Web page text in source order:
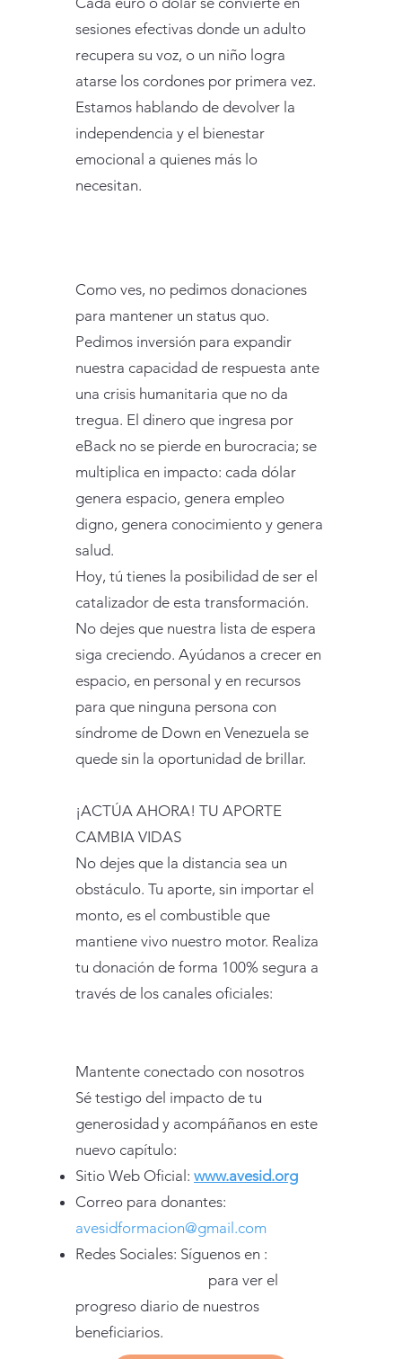
sesiones efectivas donde un adulto
recupera su voz, o un niño logra
atarse los cordones por primera vez.
Estamos hablando de devolver la
independencia y el bienestar
emocional a quienes más lo
necesitan.
Como ves, no pedimos donaciones
para mantener un status quo.
Pedimos inversión para expandir
nuestra capacidad de respuesta ante
una crisis humanitaria que no da
tregua. El dinero que ingresa por
eBack no se pierde en burocracia; se
multiplica en impacto: cada dólar
genera espacio, genera empleo
digno, genera conocimiento y genera
salud.
Hoy, tú tienes la posibilidad de ser el
catalizador de esta transformación.
No dejes que nuestra lista de espera
siga creciendo. Ayúdanos a crecer en
espacio, en personal y en recursos
para que ninguna persona con
síndrome de Down en Venezuela se
quede sin la oportunidad de brillar.
¡ACTÚA AHORA! TU APORTE
CAMBIA VIDAS
No dejes que la distancia sea un
obstáculo. Tu aporte, sin importar el
monto, es el combustible que
mantiene vivo nuestro motor. Realiza
tu donación de forma 100% segura a
través de los canales oficiales:
Mantente conectado con nosotros
Sé testigo del impacto de tu
generosidad y acompáñanos en este
nuevo capítulo:
Sitio Web Oficial: www.avesid.org
Correo para donantes:
avesidformacion@gmail.com
Redes Sociales: Síguenos en :
para ver el
progreso diario de nuestros
beneficiarios.